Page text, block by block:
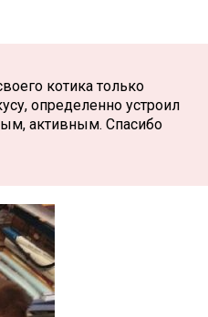
котика только
определенно устроил
активным. Спасибо